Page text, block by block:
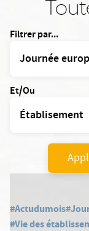
Filtrer par...
Et/Ou
#Actudumois
#Vie des